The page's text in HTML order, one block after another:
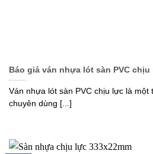
Báo giá ván nhựa lót sàn PVC
Ván nhựa lót sàn PVC chịu lực là một
chuyên dùng [...]